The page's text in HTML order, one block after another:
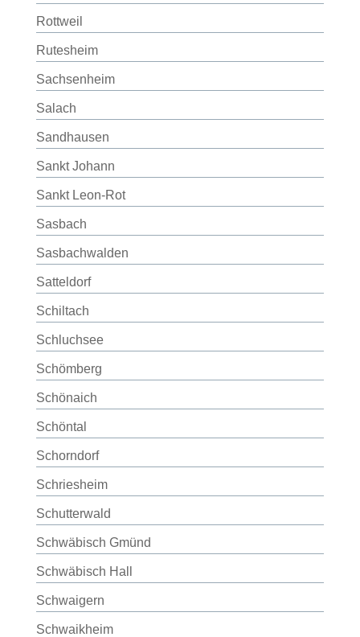
Rottweil
Rutesheim
Sachsenheim
Salach
Sandhausen
Sankt Johann
Sankt Leon-Rot
Sasbach
Sasbachwalden
Satteldorf
Schiltach
Schluchsee
Schömberg
Schönaich
Schöntal
Schorndorf
Schriesheim
Schutterwald
Schwäbisch Gmünd
Schwäbisch Hall
Schwaigern
Schwaikheim